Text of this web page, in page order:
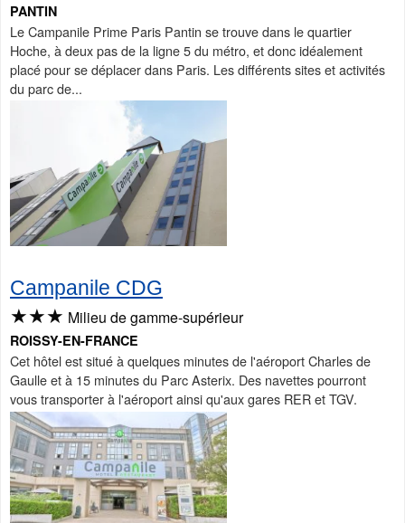
PANTIN
Le Campanile Prime Paris Pantin se trouve dans le quartier
Hoche, à deux pas de la ligne 5 du métro, et donc idéalement
placé pour se déplacer dans Paris. Les différents sites et activités
du parc de...
Campanile CDG
★★★ Milieu de gamme-supérieur
ROISSY-EN-FRANCE
Cet hôtel est situé à quelques minutes de l'aéroport Charles de
Gaulle et à 15 minutes du Parc Asterix. Des navettes pourront
vous transporter à l'aéroport ainsi qu'aux gares RER et TGV.